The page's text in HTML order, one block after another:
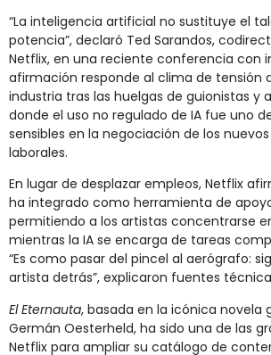
“La inteligencia artificial no sustituye el
potencia”, declaró Ted Sarandos,
Netflix, en una reciente conferencia con
afirmación responde al clima de tensión
industria tras las huelgas de guionistas y
donde el uso no regulado de IA fue uno
sensibles en la negociación de los
laborales.
En lugar de desplazar empleos, Netflix
ha integrado como herramienta de
permitiendo a los artistas concentrarse
mientras la IA se encarga de tareas
“Es como pasar del pincel al aerógrafo:
artista detrás”, explicaron fuentes
El Eternauta, basada en la icónica novela
Germán Oesterheld, ha sido una de las
Netflix para ampliar su catálogo de